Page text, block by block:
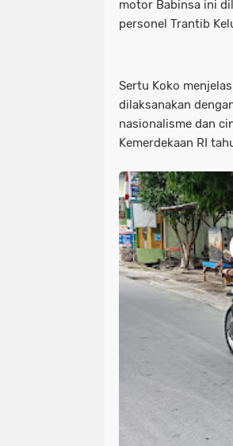
motor Babinsa ini
personel Trantib
Sertu Koko
dilaksanakan
nasionalisme dan
Kemerdekaan RI